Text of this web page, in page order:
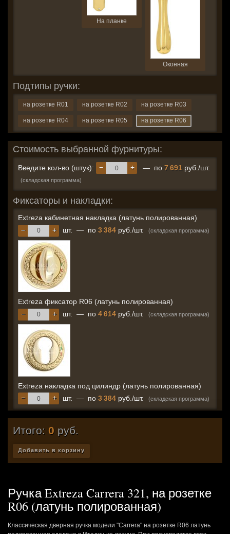
На планке
Оконная
Подтипы ручки:
на розетке R01 на розетке R02 на розетке R03
на розетке R04 на розетке R05 на розетке R06
Стоимость выбранной фурнитуры:
Введите кол-во (штук): +
− — по 7 691 руб./шт.
(складская программа)
Фиксаторы и накладки:
Extreza кабинетная накладка (латунь полированная)
+
− шт. — по 3 384 руб./шт. (складская программа)
Extreza фиксатор R06 (латунь полированная)
+
− шт. — по 4 614 руб./шт. (складская программа)
Extreza накладка под цилиндр (латунь полированная)
+
− шт. — по 3 384 руб./шт. (складская программа)
Итого: 0 руб.
Добавить в корзину
Ручка Extreza Carrera 321, на розетке
R06 (латунь полированная)
Классическая дверная ручка модели "Carrera" на розетке R06 латунь